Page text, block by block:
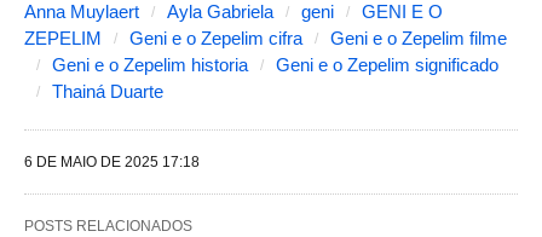
e
l
t
Anna Muylaert Ayla Gabriela geni
GENI E O
ZEPELIM
Geni e o Zepelim cifra
Geni e o Zepelim filme
Geni e o Zepelim historia
Geni e o Zepelim significado
Thainá Duarte
6 DE MAIO DE 2025 17:18
POSTS RELACIONADOS